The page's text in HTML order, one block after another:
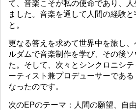
て、音楽こそが私の使命であり、
ました。音楽を通して人間の経験と
と。
更なる答えを求めて世界中を旅し
ルダムで音楽制作を学び、その後
た。そして、次々とシンクロニシ
ーティスト兼プロデューサーであ
なったのです。
次のEPのテーマ：人間の願望、自